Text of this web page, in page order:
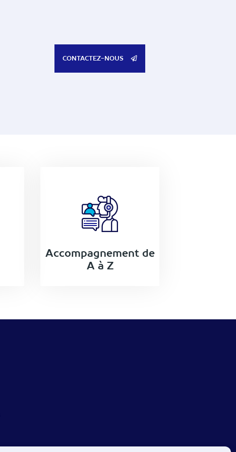
CONTACTEZ-NOUS
Accompagnement de
A à Z